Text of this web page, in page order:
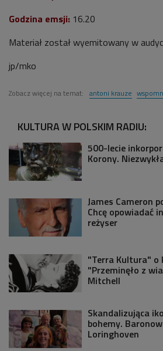
Godzina emsji: 16.20
Materiał został wyemitowany w
jp/mko
Zobacz więcej na temat: antoni krauze
KULTURA W POLSKIM RADIU:
500-lecie
Korony.
James Cameron
Chcę opowiadać
reżyser
"Terra Kultura" o
"Przeminęło z
Mitchell
Skandalizująca
bohemy.
Loringhoven